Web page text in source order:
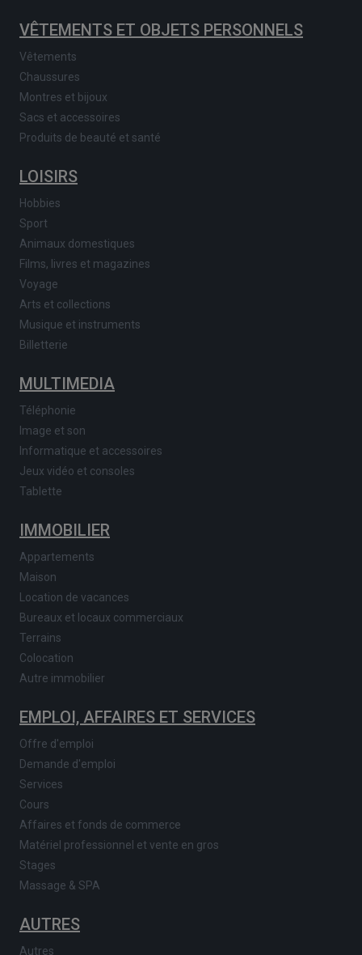
VÊTEMENTS ET OBJETS PERSONNELS
Vêtements
Chaussures
Montres et bijoux
Sacs et accessoires
Produits de beauté et santé
LOISIRS
Hobbies
Sport
Animaux domestiques
Films, livres et magazines
Voyage
Arts et collections
Musique et instruments
Billetterie
MULTIMEDIA
Téléphonie
Image et son
Informatique et accessoires
Jeux vidéo et consoles
Tablette
IMMOBILIER
Appartements
Maison
Location de vacances
Bureaux et locaux commerciaux
Terrains
Colocation
Autre immobilier
EMPLOI, AFFAIRES ET SERVICES
Offre d'emploi
Demande d'emploi
Services
Cours
Affaires et fonds de commerce
Matériel professionnel et vente en gros
Stages
Massage & SPA
AUTRES
Autres